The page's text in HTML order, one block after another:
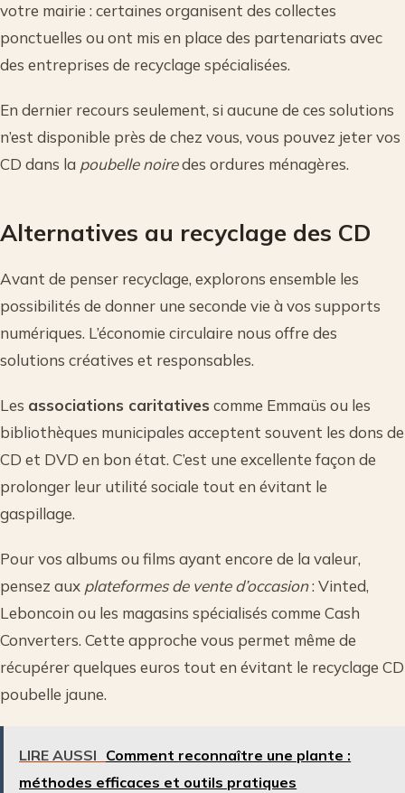
votre mairie : certaines organisent des collectes
ponctuelles ou ont mis en place des partenariats avec
des entreprises de recyclage spécialisées.
En dernier recours seulement, si aucune de ces solutions
n’est disponible près de chez vous, vous pouvez jeter vos
CD dans la poubelle noiredes ordures ménagères.
Alternatives au recyclage des CD
Avant de penser recyclage, explorons ensemble les
possibilités de donner une seconde vie à vos supports
numériques. L’économie circulaire nous offre des
solutions créatives et responsables.
Les associations caritatives comme Emmaüs ou les
bibliothèques municipales acceptent souvent les dons de
CD et DVD en bon état. C’est une excellente façon de
prolonger leur utilité sociale tout en évitant le
gaspillage.
Pour vos albums ou films ayant encore de la valeur,
pensez aux plateformes de vente d’occasion: Vinted,
Leboncoin ou les magasins spécialisés comme Cash
Converters. Cette approche vous permet même de
récupérer quelques euros tout en évitant le recyclage CD
poubelle jaune.
LIRE AUSSI Comment reconnaître une plante :
méthodes efficaces et outils pratiques